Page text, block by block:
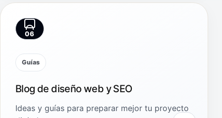
06
Guías
Blog de diseño web y SEO
Ideas y guías para preparar mejor tu proyecto